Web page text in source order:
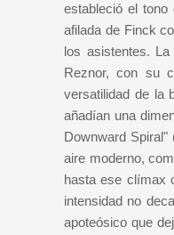
estableció el
afilada de Finck
los asistentes.
Reznor, con su
versatilidad de la
añadían una
Downward
aire moderno,
hasta ese clímax
intensidad no
apoteósico que